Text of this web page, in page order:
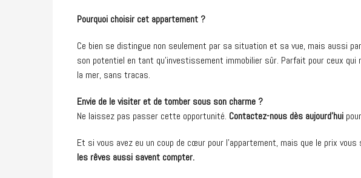
Pourquoi choisir cet appartement ?
Ce bien se distingue non seulement par sa situation et sa vue, mais aussi
son potentiel en tant qu’investissement immobilier sûr. Parfait pour ceux qui
la mer, sans tracas.
Envie de le visiter et de tomber sous son charme ?
Ne laissez pas passer cette opportunité. Contactez-nous dès aujourd’hui
Et si vous avez eu un coup de cœur pour l’appartement, mais que le prix
les rêves aussi savent compter.